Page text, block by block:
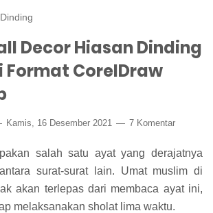
Decor Hiasan Dinding
Format CorelDraw
Kamis, 16 Desember 2021 7 Komentar
salah satu ayat yang derajatnya
surat-surat lain. Umat muslim di
akan terlepas dari membaca ayat ini,
melaksanakan sholat lima waktu.